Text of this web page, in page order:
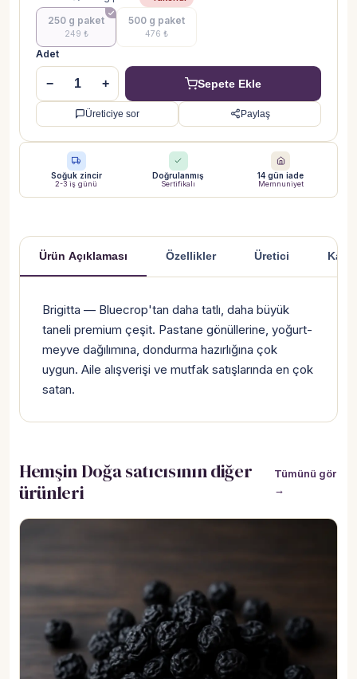
250 g paket
249 ₺
500 g paket
476 ₺
Adet
− + Sepete Ekle
Üreticiye sor Paylaş
Soğuk zincir
2-3 iş günü
Doğrulanmış
Sertifikalı
14 gün iade
Memnuniyet
Ürün Açıklaması Özellikler Üretici
Ürün Açıklaması
Brigitta — Bluecrop'tan daha tatlı, daha büyük
taneli premium çeşit. Pastane gönüllerine, yoğurt-
meyve dağılımına, dondurma hazırlığına çok
uygun. Aile alışverişi ve mutfak satışlarında en çok
satan.
Hemşin Doğa satıcısının diğer
ürünleri
Tümünü gör
→